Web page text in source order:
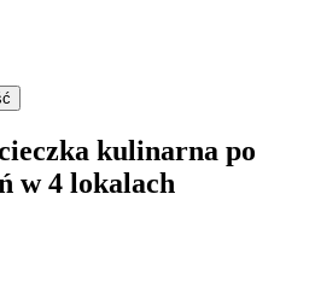
kulinarna po
w 4 lokalach